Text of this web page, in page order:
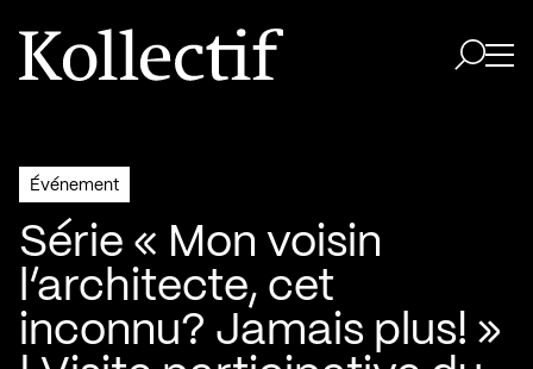
Aller à la page d'accueil
Logo Kollectif
Événement
Série « Mon voisin
l’architecte, cet
inconnu? Jamais plus! »